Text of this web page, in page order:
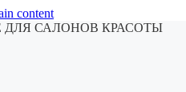
content
ДЛЯ САЛОНОВ КРАСОТЫ